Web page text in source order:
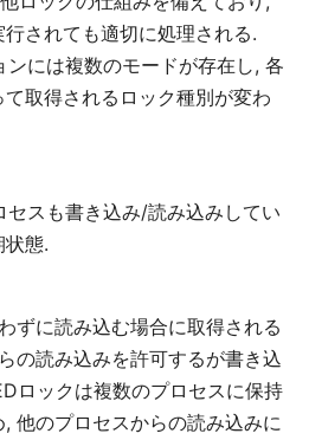
されても適切に処理される.
には複数のモードが存在し, 各
取得されるロック種別が変わ
セスも書き込み/読み込みしてい
状態.
ずに読み込む場合に取得される
の読み込みを許可するが書き込
ロックは複数のプロセスに保持
他のプロセスからの読み込みに